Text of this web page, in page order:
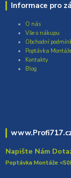
Informace pro
O nás
Vše o nákupu
Obchodní
Poptávka
Kontakty
Blog
Napište Nám
Poptávka Montáže